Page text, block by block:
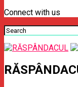
Connect with us